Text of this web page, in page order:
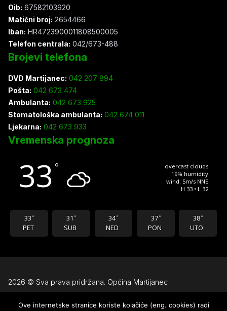
Oib: 67582103920
Matični broj: 2654466
Iban: HR4723900011808500005
Telefon centrala: 042/673-488
Brojevi telefona
DVD Martijanec: 042 207 894
Pošta: 042 673 474
Ambulanta: 042 673 925
Stomatološka ambulanta: 042 674 011
Ljekarna: 042 673 933
Vremenska prognoza
33 °
overcast clouds
19% humidity
wind: 5m/s NNE
H 33 • L 32
33 °
PET
31 °
SUB
34 °
NED
37 °
PON
38 °
UTO
2026 © Sva prava pridržana. Općina Martijanec
Uvjeti korištenja
Ove internetske stranice koriste kolačiće (eng. cookies) radi